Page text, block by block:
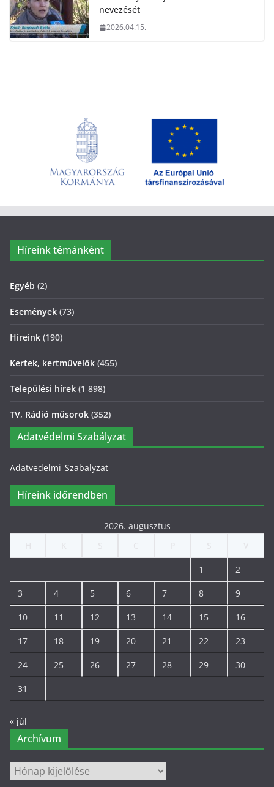
nevezését
2026.04.15.
Híreink témánként
Egyéb (2)
Események (73)
Híreink (190)
Kertek, kertművelők (455)
Települési hírek (1 898)
TV, Rádió műsorok (352)
Adatvédelmi Szabályzat
Adatvedelmi_Szabalyzat
Híreink időrendben
2026. augusztus
1 2
3 4 5 6 7 8 9
10 11 12 13 14 15 16
17 18 19 20 21 22 23
24 25 26 27 28 29 30
31
« júl
Archívum
Archívum